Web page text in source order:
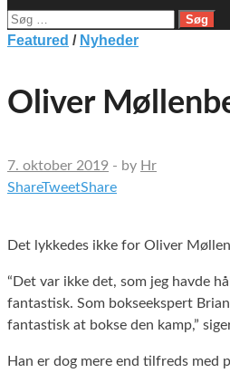
Søg
efter:
Featured / Nyheder
Oliver
7. oktober 2019 - by Hr
ShareTweetShare
Det lykkedes ikke for Oliver
“Det var ikke det, som jeg havde
fantastisk. Som bokseekspert
fantastisk at bokse den kamp,”
Han er dog mere end tilfreds med